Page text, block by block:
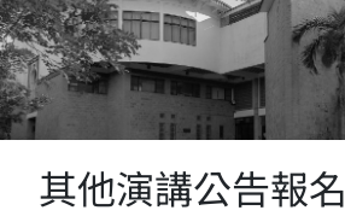
其他演講公告報名